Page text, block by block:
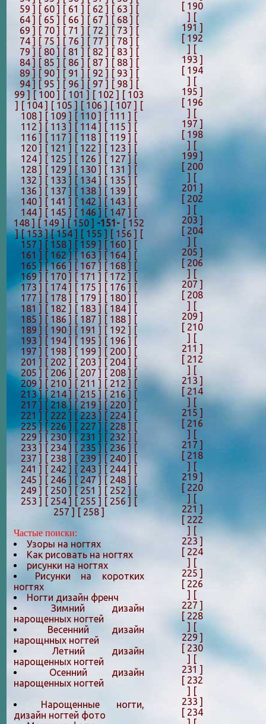
[ 190
] [
191 ]
[ 192
] [
193 ]
[ 194
] [
195 ]
[ 196
] [
197 ]
[ 198
] [
199 ]
[ 200
] [
201 ]
[ 202
] [
203 ]
[ 204
] [
205 ]
[ 206
][
207 ]
[ 208
] [
209 ]
[ 210
] [
211 ]
[ 212
] [
213 ]
[ 214
] [
215 ]
[ 216
] [
217 ]
[ 218
] [
219 ]
[ 220
] [
221 ]
[ 222
] [
223 ]
[ 224
] [
225 ]
[ 226
] [
227 ]
[ 228
] [
229 ]
[ 230
] [
231 ]
[ 232
] [
233 ]
[ 234
59 ] [ 60 ] [ 61 ] [ 62 ] [ 63 ] [
64 ] [ 65 ] [ 66 ] [ 67 ] [ 68 ] [
69 ] [ 70 ] [ 71 ] [ 72 ] [ 73 ] [
74 ] [ 75 ] [ 76 ] [ 77 ] [ 78 ] [
79 ] [ 80 ] [ 81 ] [ 82 ] [ 83 ] [
84 ] [ 85 ] [ 86 ] [ 87 ] [ 88 ] [
89 ] [ 90 ] [ 91 ] [ 92 ] [ 93 ] [
94 ] [ 95 ] [ 96 ] [ 97 ] [ 98 ] [
99 ] [ 100 ] [ 101 ] [ 102 ] [ 103
] [ 104 ] [ 105 ] [ 106 ] [ 107 ] [
108 ] [ 109 ] [ 110 ] [ 111 ] [
112 ] [ 113 ] [ 114 ] [ 115 ] [
116 ] [ 117 ] [ 118 ] [ 119 ] [
120 ] [ 121 ] [ 122 ] [ 123 ] [
124 ] [ 125 ] [ 126 ] [ 127 ][
128 ] [ 129 ] [ 130 ] [ 131 ] [
132 ] [ 133 ] [ 134 ] [ 135 ] [
136 ] [ 137 ] [ 138 ] [ 139 ] [
140 ] [ 141 ] [ 142 ][ 143 ] [
144 ] [ 145 ] [ 146 ][ 147 ] [
148 ][ 149 ][ 150 ] -151- [ 152
][ 153 ][ 154 ] [ 155 ] [ 156 ] [
157 ] [ 158 ] [ 159 ] [ 160 ] [
161 ] [ 162 ][ 163 ][ 164 ] [
165 ][ 166 ][ 167 ][ 168 ] [
169 ][ 170 ][ 171 ] [ 172 ] [
173 ] [ 174 ] [ 175 ] [ 176 ] [
177 ] [ 178 ] [ 179 ] [ 180 ] [
181 ] [ 182 ] [ 183 ] [ 184 ] [
185 ] [ 186 ] [ 187 ] [ 188 ] [
189 ] [ 190 ] [ 191 ] [ 192 ] [
193 ] [ 194 ] [ 195 ] [ 196 ] [
197 ] [ 198 ] [ 199 ] [ 200 ] [
201 ] [ 202 ] [ 203 ] [ 204 ] [
205 ] [ 206 ] [ 207 ] [ 208 ] [
209 ] [ 210 ] [ 211 ] [ 212 ] [
213 ][ 214 ][ 215 ][ 216 ] [
217 ] [ 218 ][ 219 ][ 220 ] [
221 ] [ 222 ] [ 223 ] [ 224 ] [
225 ][ 226 ] [ 227 ] [ 228 ] [
229 ][ 230 ][ 231 ] [ 232 ] [
233 ] [ 234 ] [ 235 ][ 236 ] [
237 ] [ 238 ] [ 239 ][ 240 ] [
241 ] [ 242 ] [ 243 ][ 244 ] [
245 ] [ 246 ] [ 247 ] [ 248 ] [
249 ] [ 250 ] [ 251 ] [ 252 ] [
253 ] [ 254 ] [ 255 ] [ 256 ] [
257 ] [ 258 ]
Частые поиски:
Узоры на ногтях
Как рисовать на ногтях
рисунки на ногтях
Рисунки на коротких
ногтях
Ногти дизайн френч
Зимний дизайн
нарощенных ногтей
Весенний дизайн
нарощнных ногтей
Летний дизайн
нарощенных ногтей
Осенний дизайн
нарощенных ногтей
Нарощенные ногти,
дизайн ногтей фото